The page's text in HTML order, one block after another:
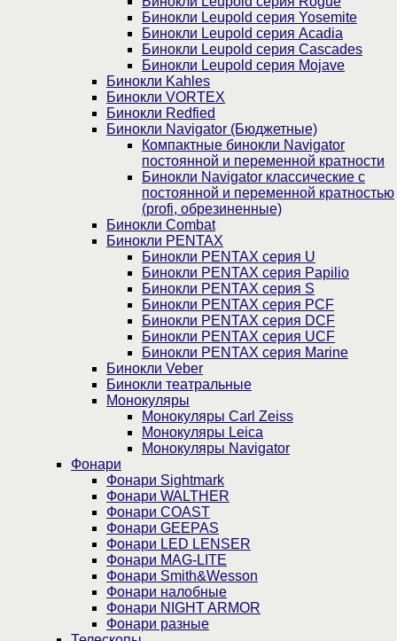
Бинокли Leupold серия Yosemite
Бинокли Leupold серия Acadia
Бинокли Leupold серия Cascades
Бинокли Leupold серия Mojave
Бинокли Kahles
Бинокли VORTEX
Бинокли Redfied
Бинокли Navigator (Бюджетные)
Компактные бинокли Navigator
постоянной и переменной кратности
Бинокли Navigator классические с
постоянной и переменной кратностью
(profi, обрезиненные)
Бинокли Combat
Бинокли PENTAX
Бинокли PENTAX серия U
Бинокли PENTAX серия Papilio
Бинокли PENTAX серия S
Бинокли PENTAX серия PCF
Бинокли PENTAX серия DCF
Бинокли PENTAX серия UCF
Бинокли PENTAX серия Marine
Бинокли Veber
Бинокли театральные
Монокуляры
Монокуляры Carl Zeiss
Монокуляры Leica
Монокуляры Navigator
Фонари
Фонари Sightmark
Фонари WALTHER
Фонари COAST
Фонари GEEPAS
Фонари LED LENSER
Фонари MAG-LITE
Фонари Smith&Wesson
Фонари налобные
Фонари NIGHT ARMOR
Фонари разные